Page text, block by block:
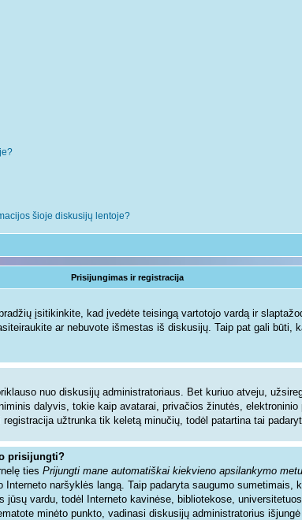
šioje diskusijų lentoje?
Prisijungimas ir registracija
įsitikinkite, kad įvedėte teisingą vartotojo vardą ir
ar nebuvote išmestas iš diskusijų. Taip pat gali būti,
nuo diskusijų administratoriaus. Bet kuriuo atveju,
dalyvis, tokie kaip avatarai, privačios žinutės,
užtrunka tik keletą minučių, todėl patartina tai
prisijungti?
ties Prijungti mane automatiškai kiekvieno apsilankymo metu
naršyklės langą. Taip padaryta saugumo sumetimais,
jūsų vardu, todėl Interneto kavinėse, bibliotekose,
minėto punkto, vadinasi diskusijų administratorius